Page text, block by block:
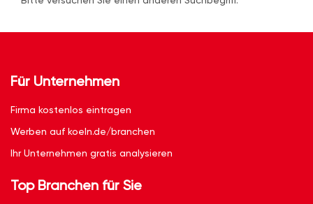
Für Unternehmen
Firma kostenlos eintragen
Werben auf koeln.de/branchen
Ihr Unternehmen gratis analysieren
Top Branchen für Sie